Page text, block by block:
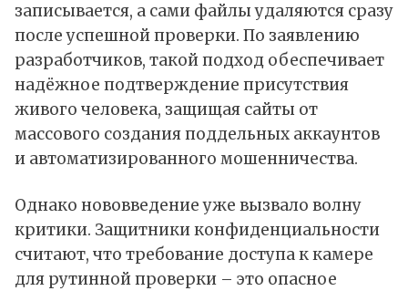
записывается, а сами файлы удаляются сразу
после успешной проверки. По заявлению
разработчиков, такой подход обеспечивает
надёжное подтверждение присутствия
живого человека, защищая сайты от
массового создания поддельных аккаунтов
и автоматизированного мошенничества.
Однако нововведение уже вызвало волну
критики. Защитники конфиденциальности
считают, что требование доступа к камере
для рутинной проверки – это опасное